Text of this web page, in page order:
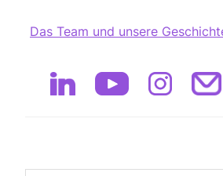
Das Team und unsere